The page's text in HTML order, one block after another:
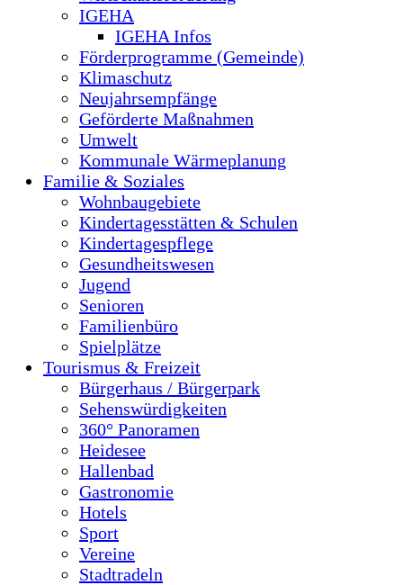
IGEHA
IGEHA Infos
Förderprogramme (Gemeinde)
Klimaschutz
Neujahrsempfänge
Geförderte Maßnahmen
Umwelt
Kommunale Wärmeplanung
Familie & Soziales
Wohnbaugebiete
Kindertagesstätten & Schulen
Kindertagespflege
Gesundheitswesen
Jugend
Senioren
Familienbüro
Spielplätze
Tourismus & Freizeit
Bürgerhaus / Bürgerpark
Sehenswürdigkeiten
360° Panoramen
Heidesee
Hallenbad
Gastronomie
Hotels
Sport
Vereine
Stadtradeln